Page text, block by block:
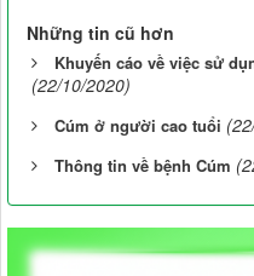
Những tin cũ hơn
Khuyến cáo về việc sử
(22/10/2020)
Cúm ở người cao tuổi
Thông tin về bệnh Cúm